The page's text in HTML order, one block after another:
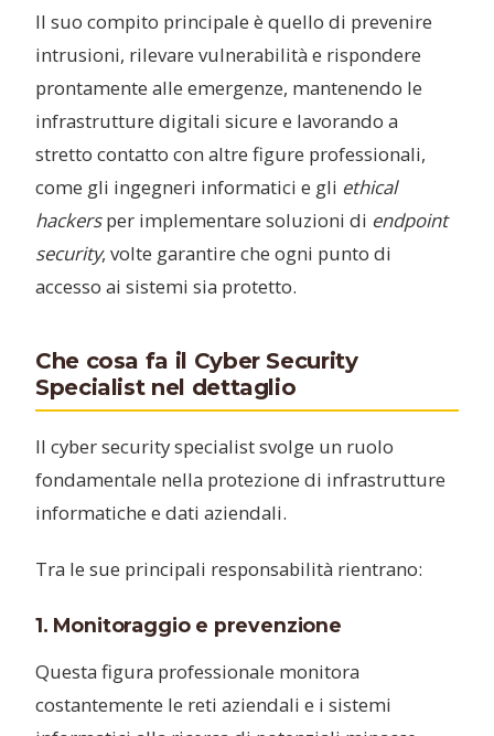
Il suo compito principale è quello di prevenire
intrusioni, rilevare vulnerabilità e rispondere
prontamente alle emergenze, mantenendo le
infrastrutture digitali sicure e lavorando a
stretto contatto con altre figure professionali,
come gli ingegneri informatici e gli ethical
hackersper implementare soluzioni di endpoint
security, volte garantire che ogni punto di
accesso ai sistemi sia protetto.
Che cosa fa il Cyber Security
Specialist nel dettaglio
Il cyber security specialist svolge un ruolo
fondamentale nella protezione di infrastrutture
informatiche e dati aziendali.
Tra le sue principali responsabilità rientrano:
1. Monitoraggio e prevenzione
Questa figura professionale monitora
costantemente le reti aziendali e i sistemi